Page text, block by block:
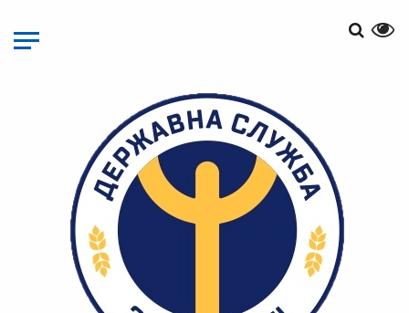
основного
матеріалу